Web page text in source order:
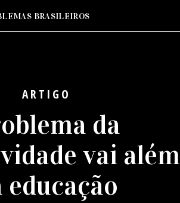
BRASILEIROS
ARTIGO
da
vai além
educação